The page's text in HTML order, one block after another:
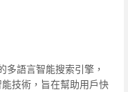
多語言智能搜索引擎，
技術，旨在幫助用戶快